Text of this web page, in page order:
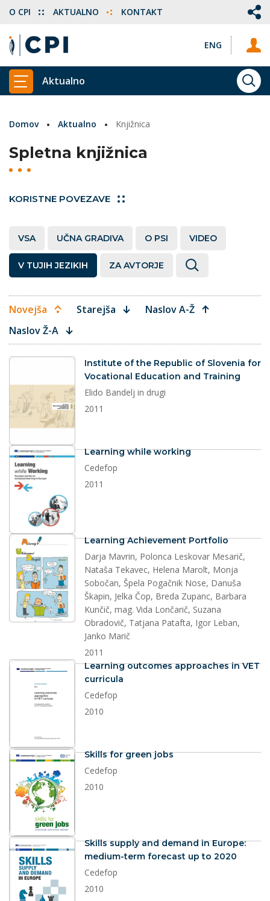
ENG
O CPI AKTUALNO KONTAKT
PRIKAŽI GLAVNI MENI
Aktualno
Domov Aktualno Knjižnica
Spletna knjižnica
KORISTNE POVEZAVE
VSA UČNA GRADIVA O PSI VIDEO
V TUJIH JEZIKIH ZA AVTORJE
Novejša Starejša
Naslov A-Ž
Naslov Ž-A
dokument
Institute of the Republic of Slovenia for
Vocational Education and Training
Elido Bandelj in drugi
2011
dokument
Learning while working
Cedefop
2011
dokument
Learning Achievement Portfolio
Darja Mavrin, Polonca Leskovar Mesarič,
Nataša Tekavec, Helena Marolt, Monja
Sobočan, Špela Pogačnik Nose, Danuša
Škapin, Jelka Čop, Breda Zupanc, Barbara
Kunčič, mag. Vida Lončarič, Suzana
Obradovič, Tatjana Patafta, Igor Leban,
Janko Marič
2011
dokument
Learning outcomes approaches in VET
curricula
Cedefop
2010
dokument
Skills for green jobs
Cedefop
2010
dokument
Skills supply and demand in Europe:
medium-term forecast up to 2020
Cedefop
2010